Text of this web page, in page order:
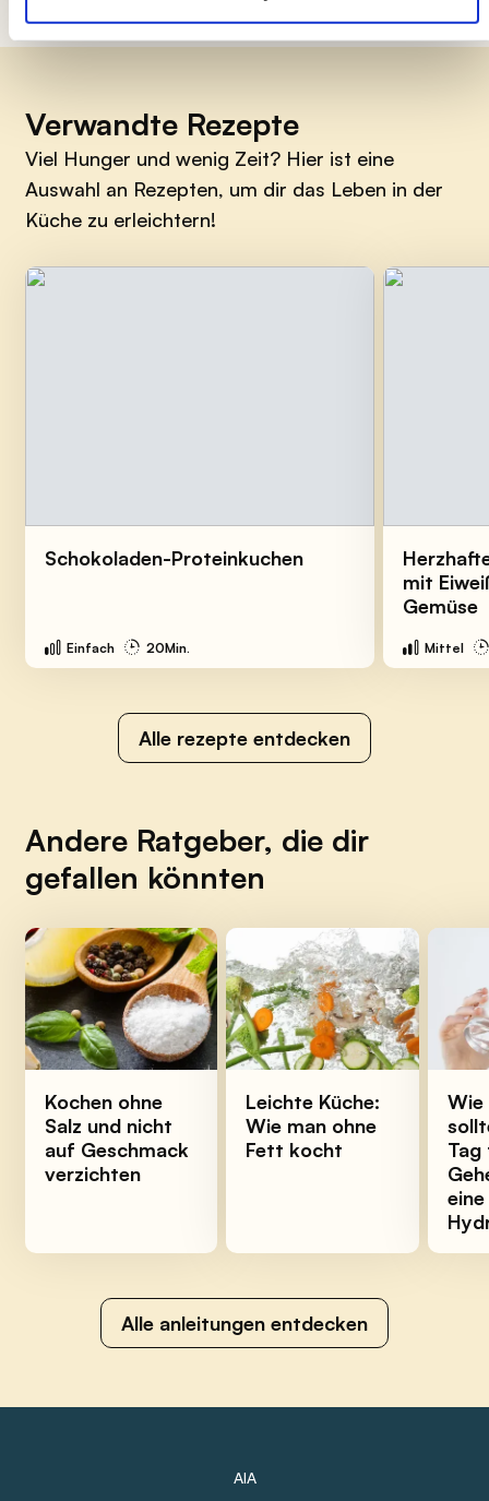
Verwandte Rezepte
Viel Hunger und wenig Zeit? Hier ist eine
Auswahl an Rezepten, um dir das Leben in der
Küche zu erleichtern!
Schokoladen-Proteinkuchen
Einfach 20Min.
mit
Gemüse
Mittel
Alle rezepte entdecken
Andere Ratgeber, die dir
gefallen könnten
Kochen ohne
Salz und nicht
auf Geschmack
verzichten
Leichte Küche:
Wie man ohne
Fett kocht
Wie
Tag
Alle anleitungen entdecken
AIA